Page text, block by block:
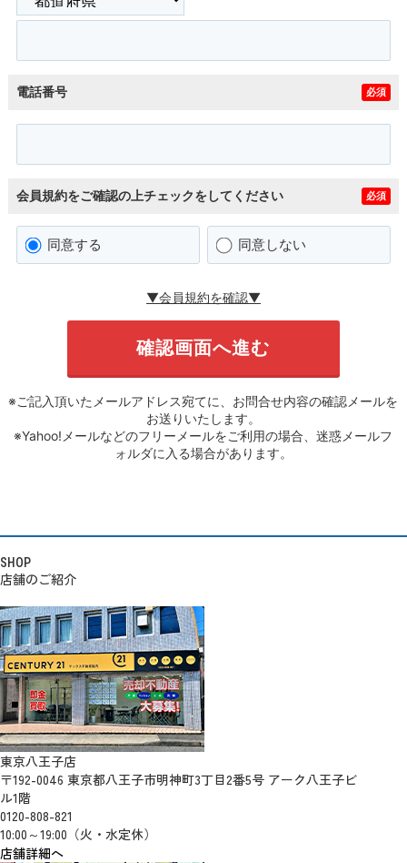
電話番号 必須
会員規約をご確認の上チェックをしてください 必須
同意する 同意しない
▼会員規約を確認▼
※ご記入頂いたメールアドレス宛てに、お問合せ内容の確認メールを
お送りいたします。
※Yahoo!メールなどのフリーメールをご利用の場合、迷惑メールフ
ォルダに入る場合があります。
SHOP
店舗のご紹介
東京八王子店
〒192-0046 東京都八王子市明神町3丁目2番5号 アーク八王子ビ
ル1階
0120-808-821
10:00～19:00（火・水定休）
店舗詳細へ